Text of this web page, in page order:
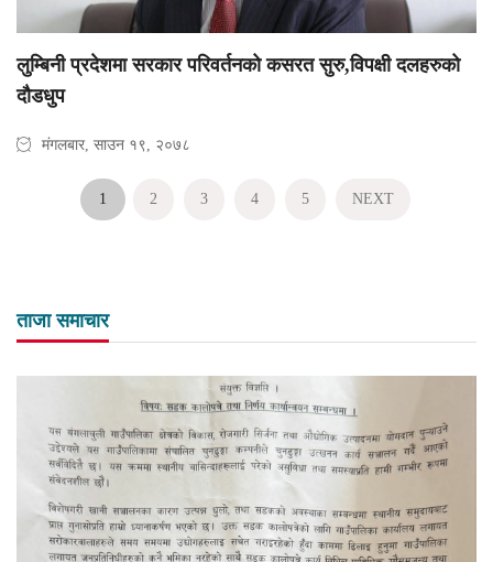
लुम्बिनी प्रदेशमा सरकार परिवर्तनको कसरत सुरु,विपक्षी दलहरुको
दौडधुप
मंगलबार, साउन १९, २०७८
1 2 3 4 5 NEXT
ताजा समाचार